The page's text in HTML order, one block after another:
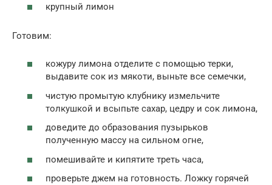
крупный лимон
Готовим:
кожуру лимона отделите с помощью терки,
выдавите сок из мякоти, выньте все семечки,
чистую промытую клубнику измельчите
толкушкой и всыпьте сахар, цедру и сок лимона,
доведите до образования пузырьков
полученную массу на сильном огне,
помешивайте и кипятите треть часа,
проверьте джем на готовность. Ложку горячей